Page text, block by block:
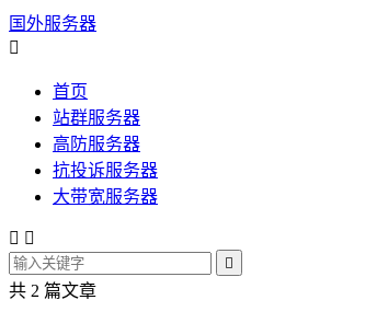
国外服务器

首页
站群服务器
高防服务器
抗投诉服务器
大带宽服务器
 

共 2 篇文章